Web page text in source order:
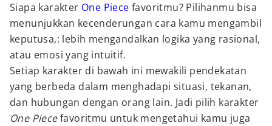
Siapa karakter One Piece favoritmu? Pilihanmu bisa
menunjukkan kecenderungan cara kamu mengambil
keputusa,: lebih mengandalkan logika yang rasional,
atau emosi yang intuitif.
Setiap karakter di bawah ini mewakili pendekatan
yang berbeda dalam menghadapi situasi, tekanan,
dan hubungan dengan orang lain. Jadi pilih karakter
One Piecefavoritmu untuk mengetahui kamu juga